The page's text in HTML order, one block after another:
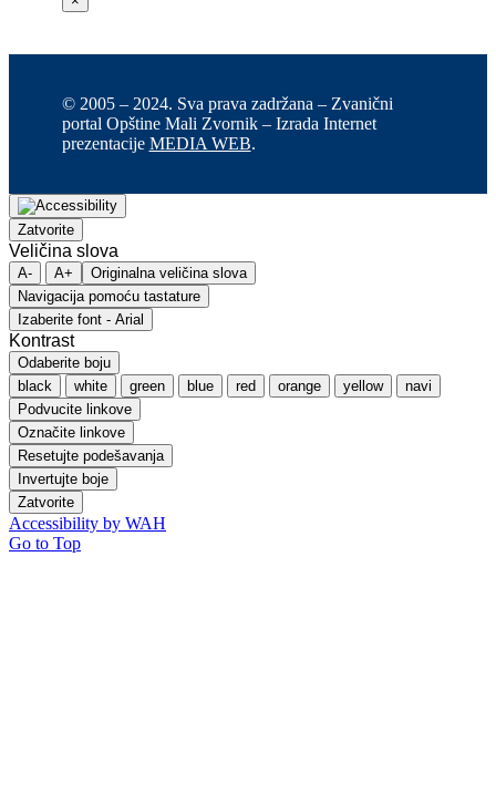
© 2005 – 2024. Sva prava zadržana – Zvanični
portal Opštine Mali Zvornik – Izrada Internet
prezentacije MEDIA WEB.
Zatvorite
Veličina slova
A- A+
Originalna veličina slova
Navigacija pomoću tastature
Izaberite font - Arial
Kontrast
Odaberite boju
black
white green blue red orange yellow
navi
Podvucite linkove
Označite linkove
Resetujte podešavanja
Invertujte boje
Zatvorite
Accessibility by WAH
Go to Top